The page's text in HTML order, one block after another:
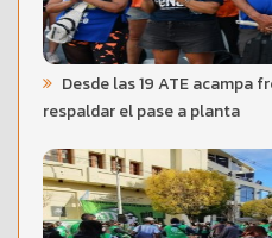
Desde las 19 ATE acampa
respaldar el pase a planta